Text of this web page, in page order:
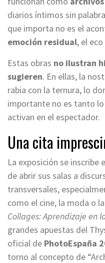
diarios íntimos sin
que importa no es el
emoción residual, el
Estas obras no ilustran
sugieren. En ellas, la
rabia con la ternura, lo
importante no es tanto
activan en el espectador.
Una cita
La exposición se inscribe
de abrir sus salas a
transversales,
como el cine, la moda o
Collages: Aprendizaje en
grandes apuestas del
oficial de PhotoEspaña
torno al concepto de